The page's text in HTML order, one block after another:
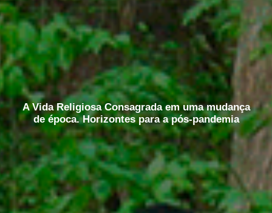
A Vida Religiosa Consagrada em uma mudança
de época. Horizontes para a pós-pandemia